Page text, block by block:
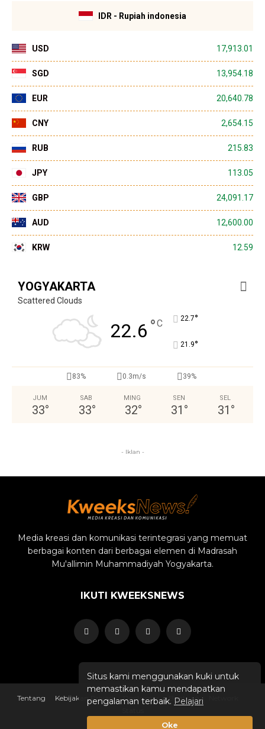
Situs kami menggunakan kuki untuk
memastikan kamu mendapatkan
pengalaman terbaik. Pelajari
Oke
IDR - Rupiah indonesia
USD 17,913.01
SGD 13,954.18
EUR 20,640.78
CNY 2,654.15
RUB 215.83
JPY 113.05
GBP 24,091.17
AUD 12,600.00
KRW 12.59
YOGYAKARTA
Scattered Clouds
22.6 °C 22.7°
21.9°
83% 0.3m/s 39%
JUM
33°
SAB
33°
MING
32°
SEN
31 °
SEL
31 °
- Iklan -
Media kreasi dan komunikasi terintegrasi yang memuat
berbagai konten dari berbagai elemen di Madrasah
Mu'allimin Muhammadiyah Yogyakarta.
IKUTI KWEEKSNEWS
Tentang Kebijakan Privasi Disclaimer Bantuan